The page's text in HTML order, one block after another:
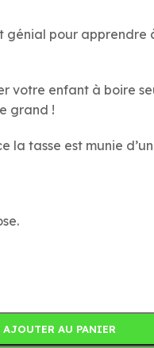
génial pour apprendre
votre enfant à boire
grand !
la tasse est munie
AJOUTER AU PANIER